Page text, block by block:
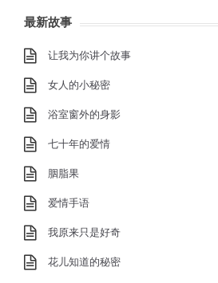
最新故事
让我为你讲个故事
女人的小秘密
浴室窗外的身影
七十年的爱情
胭脂果
爱情手语
我原来只是好奇
花儿知道的秘密